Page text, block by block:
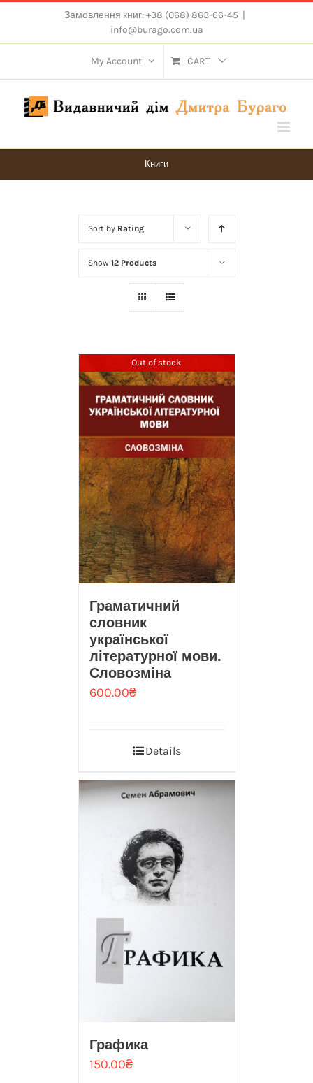
content
Замовлення книг: +38 (068) 863-66-45 |
info@burago.com.ua
My Account CART
Книги
Sort by Rating
Show 12 Products
Out of stock
Граматичний
словник
української
літературної мови.
Словозміна
600.00₴
Details
Графика
150.00₴